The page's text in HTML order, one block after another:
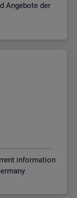
Angebote der
information